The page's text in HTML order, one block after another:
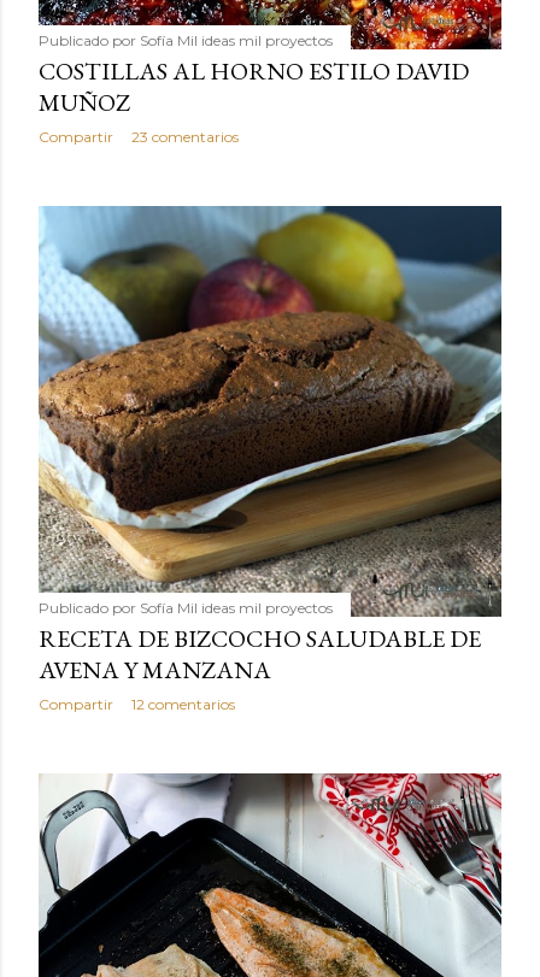
Publicado por Sofía Mil ideas mil proyectos
COSTILLAS AL HORNO ESTILO DAVID
MUÑOZ
Compartir 23 comentarios
Publicado por Sofía Mil ideas mil proyectos
RECETA DE BIZCOCHO SALUDABLE DE
AVENA Y MANZANA
Compartir 12 comentarios